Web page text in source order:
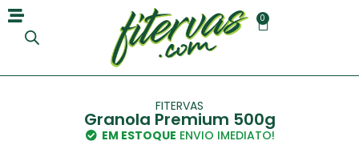
0
FITERVAS
Granola Premium 500g
EM ESTOQUE ENVIO IMEDIATO!